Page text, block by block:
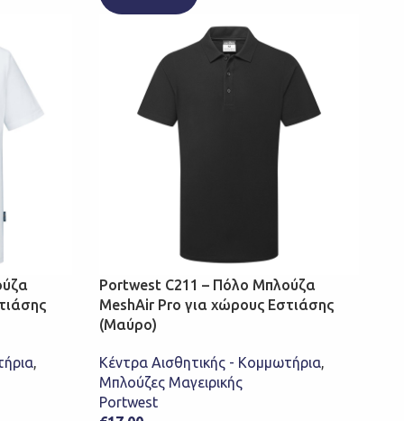
Portwest C211 – Πόλο Μπλούζα
MeshAir Pro για χώρους Εστιάσης
(Μαύρο)
Κέντρα Αισθητικής - Κομμωτήρια
Μπλούζες Μαγειρικής
Portwest